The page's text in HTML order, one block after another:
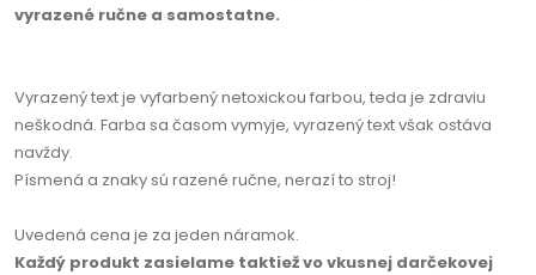
vyrazené ručne a samostatne.
Vyrazený text je vyfarbený netoxickou farbou, teda je zdraviu
neškodná. Farba sa časom vymyje, vyrazený text však ostáva
navždy.
Písmená a znaky sú razené ručne, nerazí to stroj!
Uvedená cena je za jeden náramok.
Každý produkt zasielame taktiež vo vkusnej darčekovej